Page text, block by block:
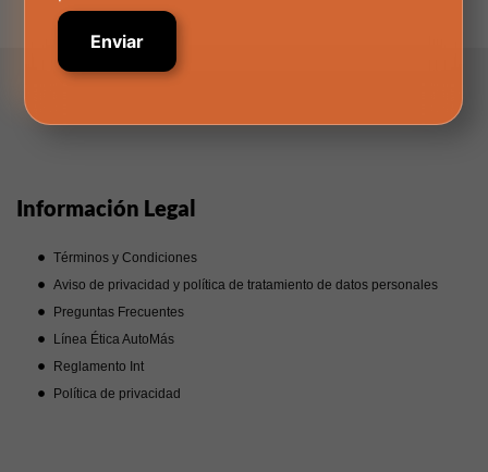
Información Legal
Términos y Condiciones
Aviso de privacidad y política de tratamiento de datos personales
Preguntas Frecuentes
Línea Ética AutoMás
Reglamento Int
Política de privacidad